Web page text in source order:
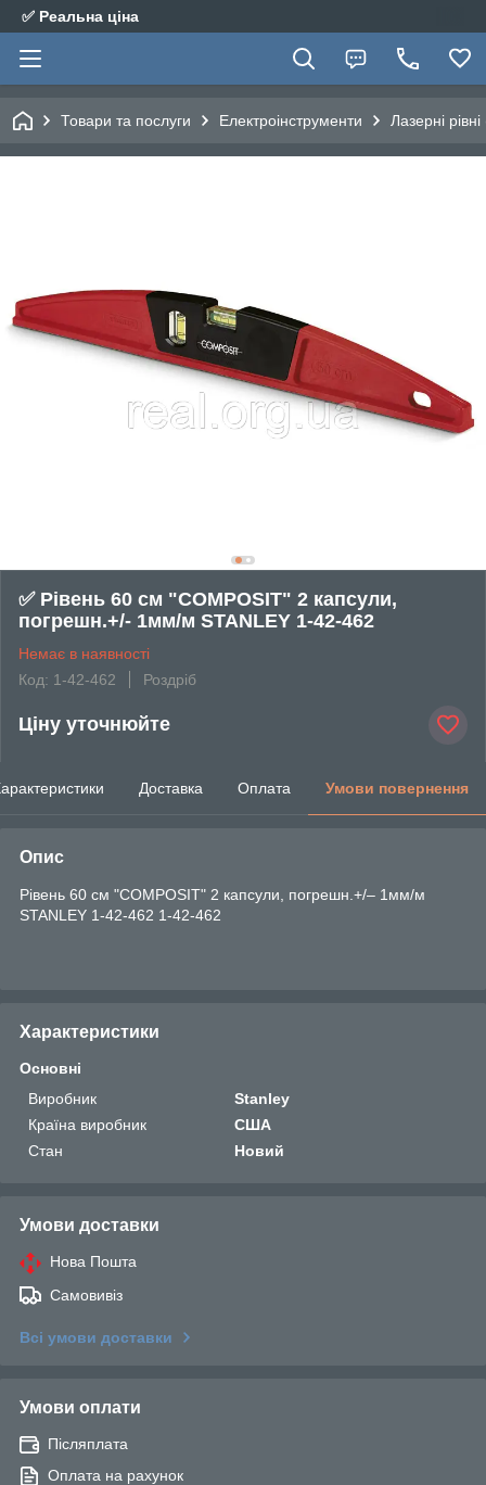
✅ Реальна ціна
Товари та послуги Електроінструменти Лазерні
✅ Рівень 60 см "COMPOSIT" 2 капсули,
погрешн.+/- 1мм/м STANLEY 1-42-462
Немає в наявності
Код: 1-42-462
Роздріб
Ціну уточнюйте
Доставка Оплата Умови повернення
Опис
Рівень 60 см "COMPOSIT" 2 капсули, погрешн.+/– 1мм/м
STANLEY 1-42-462 1-42-462
Характеристики
Основні
Виробник
Stanley
Країна виробник
США
Стан
Новий
Умови доставки
Нова Пошта
Самовивіз
Всі умови доставки
Умови оплати
Післяплата
Оплата на рахунок